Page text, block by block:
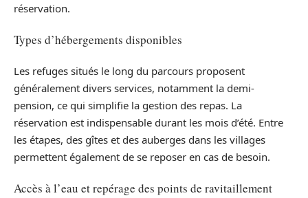
réservation.
Types d’hébergements disponibles
Les refuges situés le long du parcours proposent
généralement divers services, notamment la demi-
pension, ce qui simplifie la gestion des repas. La
réservation est indispensable durant les mois d’été. Entre
les étapes, des gîtes et des auberges dans les villages
permettent également de se reposer en cas de besoin.
Accès à l’eau et repérage des points de ravitaillement